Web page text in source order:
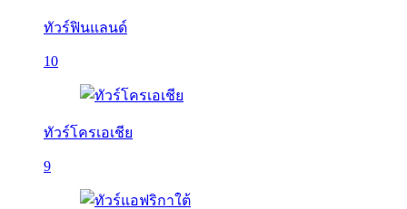
ทัวร์ฟินแลนด์
10
ทัวร์โครเอเชีย
9